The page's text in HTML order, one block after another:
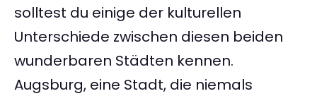
solltest du einige der kulturellen
Unterschiede zwischen diesen beiden
wunderbaren Städten kennen.
Augsburg, eine Stadt, die niemals